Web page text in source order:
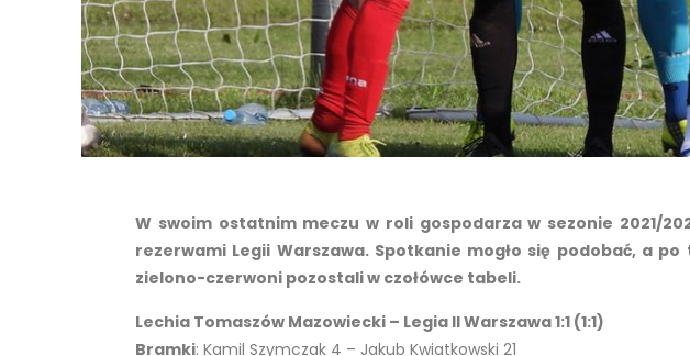
W swoim ostatnim meczu w roli gospodarza w sezonie 2021/
rezerwami Legii Warszawa. Spotkanie mogło się podobać, a
zielono-czerwoni pozostali w czołówce tabeli.
Lechia Tomaszów Mazowiecki – Legia II Warszawa 1:1 (1:1)
Bramki: Kamil Szymczak 4 – Jakub Kwiatkowski 21